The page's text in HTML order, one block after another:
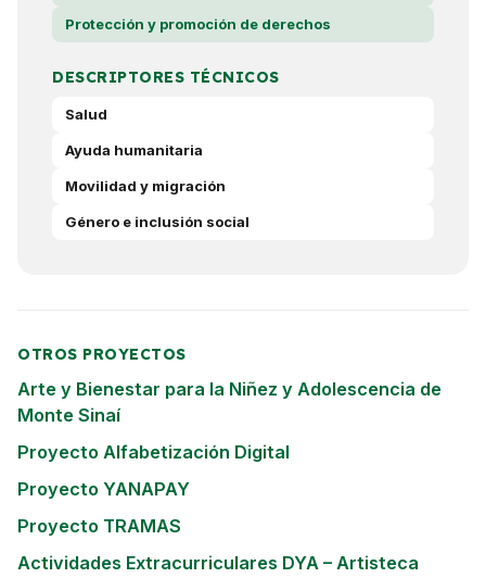
Protección y promoción de derechos
DESCRIPTORES TÉCNICOS
Salud
Ayuda humanitaria
Movilidad y migración
Género e inclusión social
OTROS PROYECTOS
Arte y Bienestar para la Niñez y Adolescencia de
Monte Sinaí
Proyecto Alfabetización Digital
Proyecto YANAPAY
Proyecto TRAMAS
Actividades Extracurriculares DYA – Artisteca